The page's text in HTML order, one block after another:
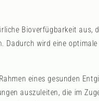
Bioverfügbarkeit aus,
wird eine
eines gesunden
auszuleiten, die im